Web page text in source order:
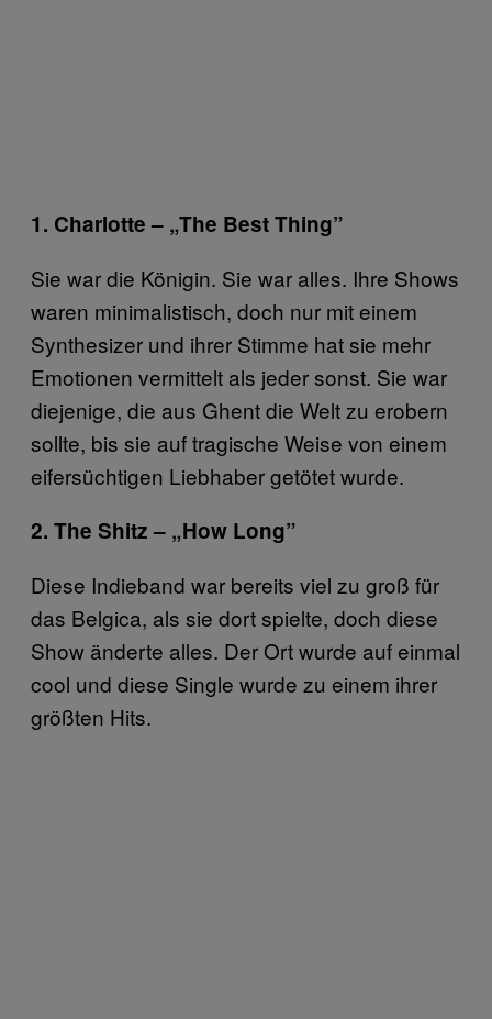
1. Charlotte – „The Best Thing”
Sie war die Königin. Sie war alles. Ihre Shows
waren minimalistisch, doch nur mit einem
Synthesizer und ihrer Stimme hat sie mehr
Emotionen vermittelt als jeder sonst. Sie war
diejenige, die aus Ghent die Welt zu erobern
sollte, bis sie auf tragische Weise von einem
eifersüchtigen Liebhaber getötet wurde.
2. The Shitz – „How Long”
Diese Indieband war bereits viel zu groß für
das Belgica, als sie dort spielte, doch diese
Show änderte alles. Der Ort wurde auf einmal
cool und diese Single wurde zu einem ihrer
größten Hits.